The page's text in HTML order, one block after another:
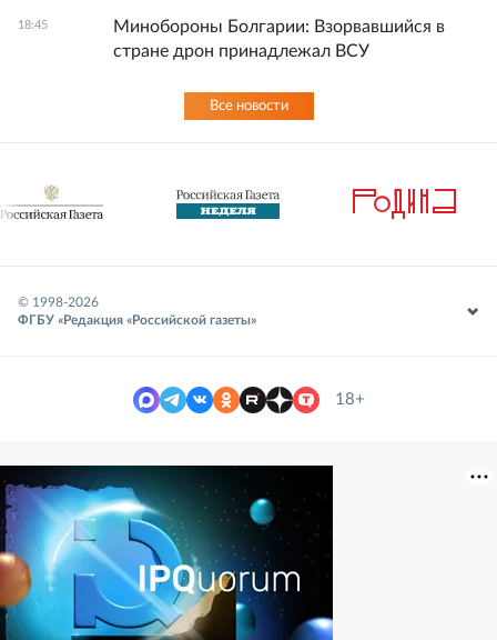
18:45
Минобороны Болгарии: Взорвавшийся в
стране дрон принадлежал ВСУ
Все новости
© 1998-2026
ФГБУ «Редакция «Российской газеты»
18+